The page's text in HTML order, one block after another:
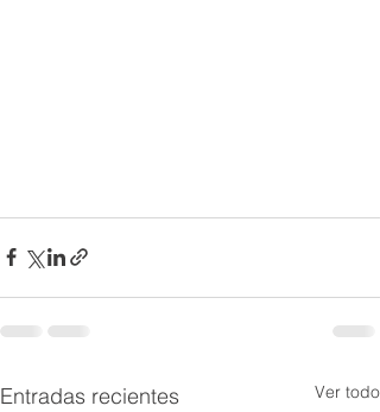
Entradas recientes Ver todo